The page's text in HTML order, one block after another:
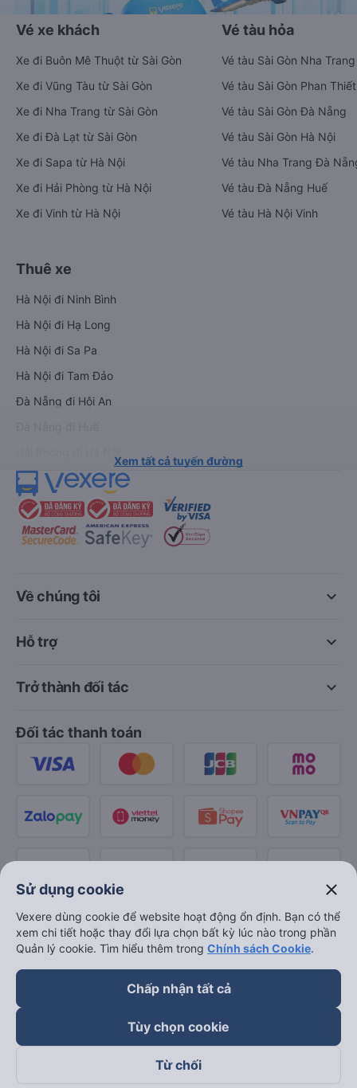
Vé xe khách
Xe đi Buôn Mê Thuột từ Sài Gòn
Xe đi Vũng Tàu từ Sài Gòn
Xe đi Nha Trang từ Sài Gòn
Xe đi Đà Lạt từ Sài Gòn
Xe đi Sapa từ Hà Nội
Xe đi Hải Phòng từ Hà Nội
Xe đi Vinh từ Hà Nội
Vé tàu hỏa
Vé tàu Sài Gòn Nha Trang
Vé tàu Sài Gòn Phan Thiết
Vé tàu Sài Gòn Đà Nẵng
Vé tàu Sài Gòn Hà Nội
Vé tàu Nha Trang Đà
Vé tàu Đà Nẵng Huế
Vé tàu Hà Nội Vinh
Thuê xe
Hà Nội đi Ninh Bình
Hà Nội đi Hạ Long
Hà Nội đi Sa Pa
Hà Nội đi Tam Đảo
Đà Nẵng đi Hội An
Xem tất cả tuyến đường
keyboard_arrow_down
Về chúng tôi
keyboard_arrow_down
Hỗ trợ
keyboard_arrow_down
Trở thành đối tác
Đối tác thanh toán
Sử dụng cookie close
Vexere dùng cookie để website hoạt động ổn định. Bạn có thể
xem chi tiết hoặc thay đổi lựa chọn bất kỳ lúc nào trong phần
Quản lý cookie. Tìm hiểu thêm trong Chính sách Cookie.
Chấp nhận tất cả
Tùy chọn cookie
Từ chối